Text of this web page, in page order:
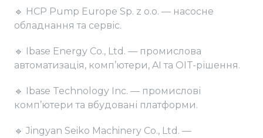
🔹 HCP Pump Europe Sp. z o.o. — насосне
обладнання та сервіс.
🔹 Ibase Energy Co., Ltd. — промислова
автоматизація, комп’ютери, AI та OIT-рішення.
🔹 Ibase Technology Inc. — промислові
комп’ютери та вбудовані платформи.
🔹 Jingyan Seiko Machinery Co., Ltd. —